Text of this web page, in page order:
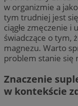
w organizmie a
tym trudniej jest
ciągłe zmęczenie i
świadczące o tym,
magnezu. Warto
problem stanie się
Znaczenie
w kontekście